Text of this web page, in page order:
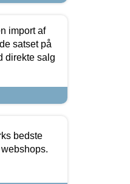
import af
satset på
direkte salg
bedste